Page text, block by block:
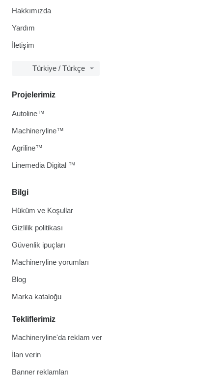
Hakkımızda
Yardım
İletişim
Türkiye / Türkçe
Bilgi
Hüküm ve Koşullar
Gizlilik politikası
Güvenlik ipuçları
Machineryline yorumları
Blog
Marka kataloğu
Tekliflerimiz
Machineryline'da reklam ver
İlan verin
Banner reklamları
Projelerimiz
Autoline™
Machineryline™
Agriline™
Linemedia Digital ™